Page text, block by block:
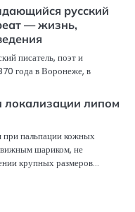
русский
— жизнь,
писатель, поэт и
года в Воронеже, в
локализации липом
пальпации кожных
шариком, не
крупных размеров…